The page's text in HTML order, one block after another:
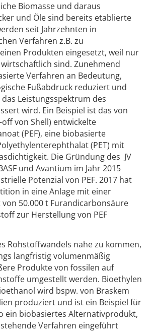
Biomasse und daraus
und Öle sind bereits etablierte
seit Jahrzehnten in
Verfahren z.B. zu
Produkten eingesetzt, weil nur
sind. Zunehmend
Verfahren an Bedeutung,
Fußabdruck reduziert und
Leistungsspektrum des
wird. Ein Beispiel ist das von
von Shell) entwickelte
(PEF), eine biobasierte
(PET) mit
Die Gründung des JV
und Avantium im Jahr 2015
Potenzial von PEF. 2017 hat
in eine Anlage mit einer
von 50.000 t Furandicarbonsäure
zur Herstellung von PEF
Rohstoffwandels nahe zu kommen,
langfristig volumenmäßig
Produkte von fossilen auf
umgestellt werden. Bioethylen
wird bspw. von Braskem
produziert und ist ein Beispiel für
ein biobasiertes Alternativprodukt,
Verfahren eingeführt